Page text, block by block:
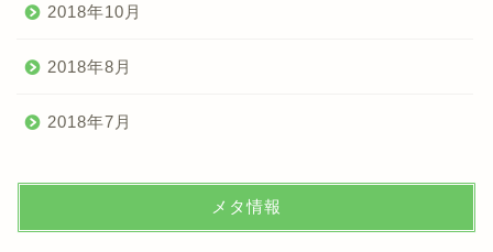
2018年10月
2018年8月
2018年7月
メタ情報